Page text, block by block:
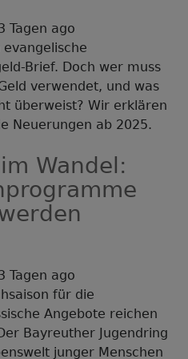
Tagen ago
Brief. Doch wer muss
verwendet, und was
überweist? Wir erklären
Neuerungen ab 2025.
Wandel:
Tagen ago
für die
Angebote reichen
Bayreuther Jugendring
junger Menschen